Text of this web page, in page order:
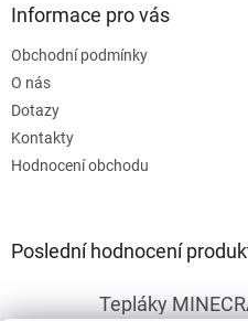
Informace pro vás
Obchodní podmínky
O nás
Dotazy
Kontakty
Hodnocení obchodu
Poslední hodnocení
Tepláky